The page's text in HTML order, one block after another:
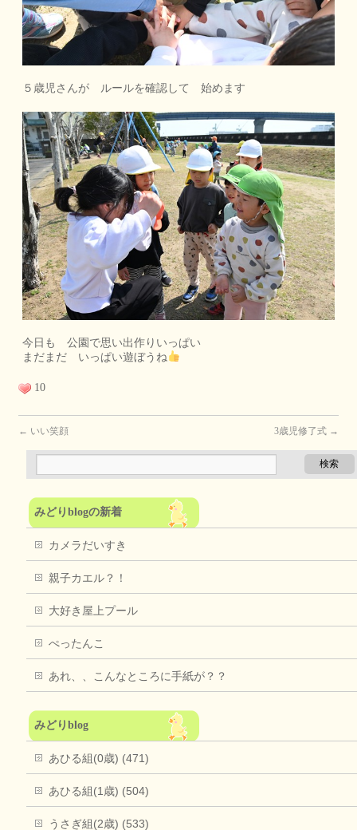
５歳児さんが ルールを確認して 始めます
今日も 公園で思い出作りいっぱい
まだまだ いっぱい遊ぼうね
10
← いい笑顔 3歳児修了式 →
みどりblogの新着
カメラだいすき
親子カエル？！
大好き屋上プール
ぺったんこ
あれ、、こんなところに手紙が？？
みどりblog
あひる組(0歳) (471)
あひる組(1歳) (504)
うさぎ組(2歳) (533)